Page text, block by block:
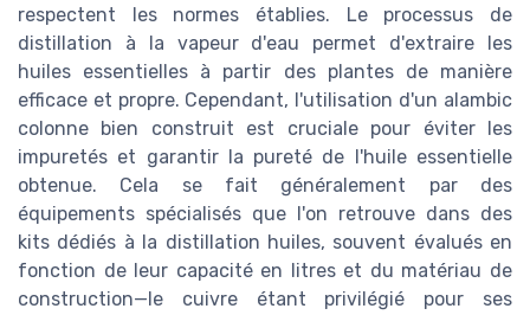
respectent les normes établies. Le processus de
distillation à la vapeur d'eau permet d'extraire les
huiles essentielles à partir des plantes de manière
efficace et propre. Cependant, l'utilisation d'un alambic
colonne bien construit est cruciale pour éviter les
impuretés et garantir la pureté de l'huile essentielle
obtenue. Cela se fait généralement par des
équipements spécialisés que l'on retrouve dans des
kits dédiés à la distillation huiles, souvent évalués en
fonction de leur capacité en litres et du matériau de
construction—le cuivre étant privilégié pour ses